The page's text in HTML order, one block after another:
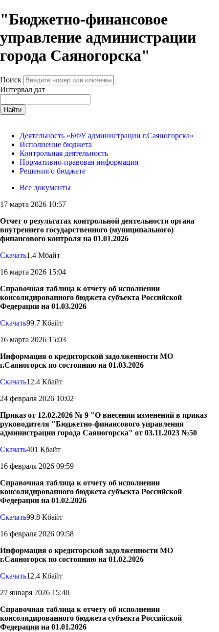
"Бюджетно-финансовое
управление администрации
города Саяногорска"
Поиск
Интервал дат
Найти
Деятельность «БФУ администрации г.Саяногорска»
Исполнение бюджета
Контрольная деятельность
Нормативно-правовая информация
Решения о бюджете
Все документы
17 марта 2026 10:57
Отчет о результатах контрольной деятельности органа
внутреннего государственного (муниципального)
финансового контроля на 01.01.2026
Скачать1.4 Мбайт
16 марта 2026 15:04
Cправочная таблица к отчету об исполнении
консолидированного бюджета субъекта Российской
Федерации на 01.03.2026
Скачать99.7 Кбайт
16 марта 2026 15:03
Информация о кредиторской задолженности МО
г.Саяногорск по состоянию на 01.03.2026
Скачать12.4 Кбайт
24 февраля 2026 10:02
Приказ от 12.02.2026 № 9 "О внесении изменений в приказ
руководителя "Бюджетно-финансового управления
администрации города Саяногорска" от 03.11.2023 №50
Скачать401 Кбайт
16 февраля 2026 09:59
Cправочная таблица к отчету об исполнении
консолидированного бюджета субъекта Российской
Федерации на 01.02.2026
Скачать99.8 Кбайт
16 февраля 2026 09:58
Информация о кредиторской задолженности МО
г.Саяногорск по состоянию на 01.02.2026
Скачать12.4 Кбайт
27 января 2026 15:40
Cправочная таблица к отчету об исполнении
консолидированного бюджета субъекта Российской
Федерации на 01.01.2026